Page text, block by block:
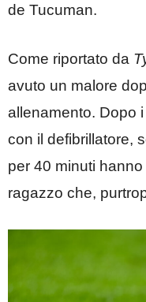
de Tucuman.
Come riportato da
avuto un malore
allenamento. Dopo
con il defibrillatore,
per 40 minuti
ragazzo che,